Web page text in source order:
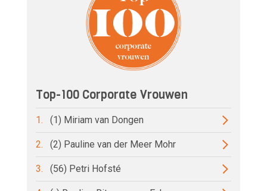
Top-100 Corporate Vrouwen
1. (1) Miriam van Dongen
2. (2) Pauline van der Meer Mohr
3. (56) Petri Hofsté